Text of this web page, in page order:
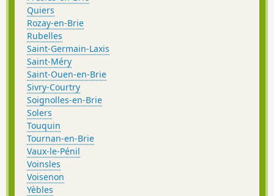
Quiers
Rozay-en-Brie
Rubelles
Saint-Germain-Laxis
Saint-Méry
Saint-Ouen-en-Brie
Sivry-Courtry
Soignolles-en-Brie
Solers
Touquin
Tournan-en-Brie
Vaux-le-Pénil
Voinsles
Voisenon
Yèbles